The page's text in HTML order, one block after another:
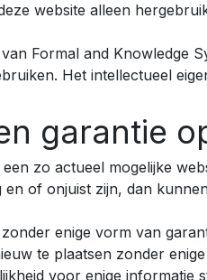
website alleen
Formal and Knowledge
Het intellectueel
garantie
zo actueel mogelijke
of onjuist zijn, dan
enige vorm van
te plaatsen zonder
voor enige informatie